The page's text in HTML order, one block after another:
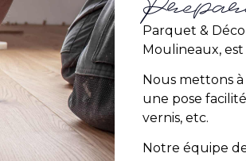
Parquet &
Moulineaux,
Nous mettons
une pose
vernis, etc.
Notre équipe